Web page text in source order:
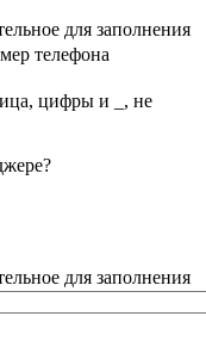
для заполнения
телефона
цифры и _, не
для заполнения